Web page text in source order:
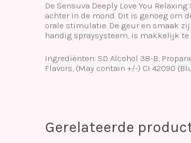
De Sensuva Deeply Love You
achter in de mond. Dit is genoeg om
orale stimulatie. De geur en smaak
handig spraysysteem, is makkelijk te
Ingrediënten: SD Alcohol 38-B,
Flavors, (May contain +/-) CI 42090
Gerelateerde